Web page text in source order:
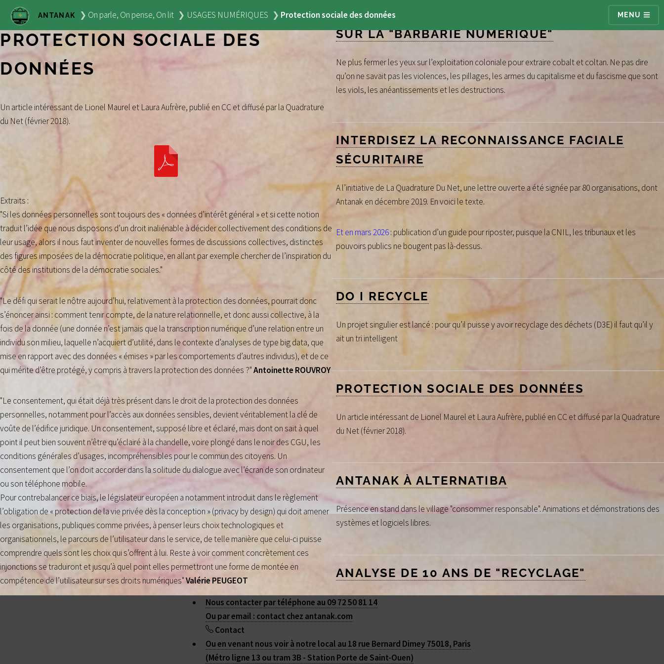
ANTANAK On parle, On pense, On lit USAGES NUMÉRIQUES Protection sociale des données MENU
PROTECTION SOCIALE DES
DONNÉES
Un article intéressant de Lionel Maurel et Laura Aufrère, publié en CC et diffusé par la Quadrature
du Net (février 2018).
Extraits :
"Si les données personnelles sont toujours des « données d’intérêt général » et si cette notion
traduit l’idée que nous disposons d’un droit inaliénable à décider collectivement des conditions de
leur usage, alors il nous faut inventer de nouvelles formes de discussions collectives, distinctes
des figures imposées de la démocratie politique, en allant par exemple chercher de l’inspiration du
côté des institutions de la démocratie sociales."
"Le défi qui serait le nôtre aujourd’hui, relativement à la protection des données, pourrait donc
s’énoncer ainsi : comment tenir compte, de la nature relationnelle, et donc aussi collective, à la
fois de la donnée (une donnée n’est jamais que la transcription numérique d’une relation entre un
individu son milieu, laquelle n’acquiert d’utilité, dans le contexte d’analyses de type big data, que
mise en rapport avec des données « émises » par les comportements d’autres individus), et de ce
qui mérite d’être protégé, y compris à travers la protection des données ?"Antoinette ROUVROY
"Le consentement, qui était déjà très présent dans le droit de la protection des données
personnelles, notamment pour l’accès aux données sensibles, devient véritablement la clé de
voûte de l’édifice juridique. Un consentement, supposé libre et éclairé, mais dont on sait à quel
point il peut bien souvent n’être qu’éclairé à la chandelle, voire plongé dans le noir des CGU, les
conditions générales d’usages, incompréhensibles pour le commun des citoyens. Un
consentement que l’on doit accorder dans la solitude du dialogue avec l’écran de son ordinateur
ou son téléphone mobile.
Pour contrebalancer ce biais, le législateur européen a notamment introduit dans le règlement
l’obligation de « protection de la vie privée dès la conception » (privacy by design) qui doit amener
les organisations, publiques comme privées, à penser leurs choix technologiques et
organisationnels, le parcours de l’utilisateur dans le service, de telle manière que celui-ci puisse
comprendre quels sont les choix qui s’offrent à lui. Reste à voir comment concrètement ces
injonctions se traduiront et jusqu’à quel point elles permettront une forme de montée en
compétence de l’utilisateur sur ses droits numériques"Valérie PEUGEOT
SUR LA "BARBARIE NUMÉRIQUE"
Ne plus fermer les yeux sur l’exploitation coloniale pour extraire cobalt et coltan. Ne pas dire
qu’on ne savait pas les violences, les pillages, les armes du capitalisme et du fascisme que sont
les viols, les anéantissements et les destructions.
INTERDISEZ LA RECONNAISSANCE FACIALE
SÉCURITAIRE
A l’initiative de La Quadrature Du Net, une lettre ouverte a été signée par 80 organisations, dont
Antanak en décembre 2019. En voici le texte.
Et en mars 2026: publication d’un guide pour riposter, puisque la CNIL, les tribunaux et les
pouvoirs publics ne bougent pas là-dessus.
DO I RECYCLE
Un projet singulier est lancé : pour qu’il puisse y avoir recyclage des déchets (D3E) il faut qu’il y
ait un tri intelligent
PROTECTION SOCIALE DES DONNÉES
Un article intéressant de Lionel Maurel et Laura Aufrère, publié en CC et diffusé par la Quadrature
du Net (février 2018).
ANTANAK À ALTERNATIBA
Présence en stand dans le village "consommer responsable". Animations et démonstrations des
systèmes et logiciels libres.
ANALYSE DE 10 ANS DE "RECYCLAGE"
Dossier complet des Amis de la Terre (décembre 2016)
Nous contacter par téléphone au 09 72 50 81 14
Ou par email : contact chez antanak.com
Contact
Ou en venant nous voir à notre local au 18 rue Bernard Dimey 75018, Paris
(Métro ligne 13 ou tram 3B - Station Porte de Saint-Ouen)